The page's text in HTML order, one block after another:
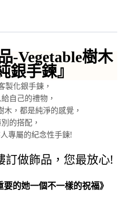
-Vegetable樹木
銀手鍊』
製化銀手鍊，
自己的禮物，
，都是純淨的感覺，
的搭配，
專屬的紀念性手鍊!
訂做飾品，您最放心!
要的她一個不一樣的祝福》